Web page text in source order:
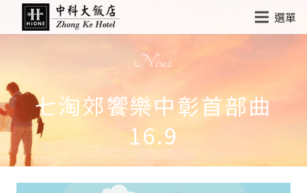
選單
News
七淘郊饗樂中彰首部曲
16.9